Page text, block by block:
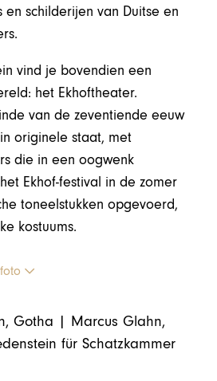
en schilderijen van Duitse en
vind je bovendien een
het Ekhoftheater.
van de zeventiende eeuw
originele staat, met
die in een oogwenk
Ekhof-festival in de zomer
toneelstukken opgevoerd,
kostuums.
foto
Gotha | Marcus Glahn,
für Schatzkammer